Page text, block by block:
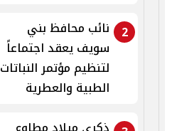
2
نائب محافظ بني
سويف يعقد اجتماعاً
لتنظيم مؤتمر النباتات
الطبية والعطرية